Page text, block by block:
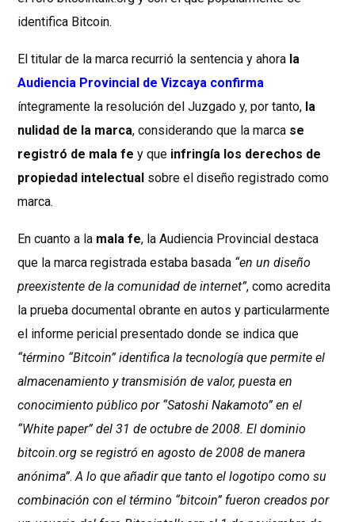
identifica Bitcoin.
El titular de la marca recurrió la sentencia y ahora la
Audiencia Provincial de Vizcaya confirma
íntegramente la resolución del Juzgado y, por tanto, la
nulidad de la marca, considerando que la marca se
registró de mala fey que infringía los derechos de
propiedad intelectual sobre el diseño registrado como
marca.
En cuanto a la mala fe, la Audiencia Provincial destaca
que la marca registrada estaba basada “en un diseño
preexistente de la comunidad de internet”, como acredita
la prueba documental obrante en autos y particularmente
el informe pericial presentado donde se indica que
“término “Bitcoin” identifica la tecnología que permite el
almacenamiento y transmisión de valor, puesta en
conocimiento público por “Satoshi Nakamoto” en el
“White paper” del 31 de octubre de 2008. El dominio
bitcoin.org se registró en agosto de 2008 de manera
anónima”.A lo que añadir que tanto el logotipo como su
combinación con el término “bitcoin” fueron creados por